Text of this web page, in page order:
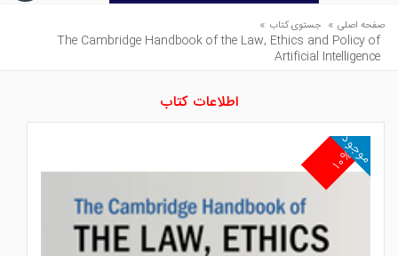
صفحه اصلی » جستوی کتاب »
The Cambridge Handbook of the Law, Ethics and Policy of
Artificial Intelligence
اطلاعات کتاب
۱۰%
موجود